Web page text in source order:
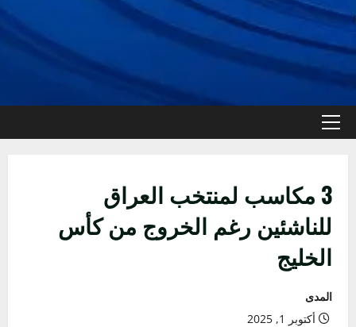
القائمة
3 مكاسب لمنتخب العراق
للناشئين رغم الخروج من كأس
الخليج
المدى
أكتوبر 1, 2025